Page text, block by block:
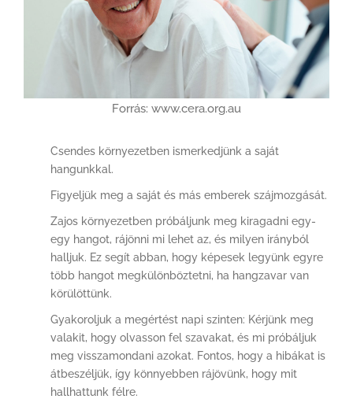
Forrás: www.cera.org.au
Csendes környezetben ismerkedjünk a saját
hangunkkal.
Figyeljük meg a saját és más emberek szájmozgását.
Zajos környezetben próbáljunk meg kiragadni egy-
egy hangot, rájönni mi lehet az, és milyen irányból
halljuk. Ez segít abban, hogy képesek legyünk egyre
több hangot megkülönböztetni, ha hangzavar van
körülöttünk.
Gyakoroljuk a megértést napi szinten: Kérjünk meg
valakit, hogy olvasson fel szavakat, és mi próbáljuk
meg visszamondani azokat. Fontos, hogy a hibákat is
átbeszéljük, így könnyebben rájövünk, hogy mit
hallhattunk félre.